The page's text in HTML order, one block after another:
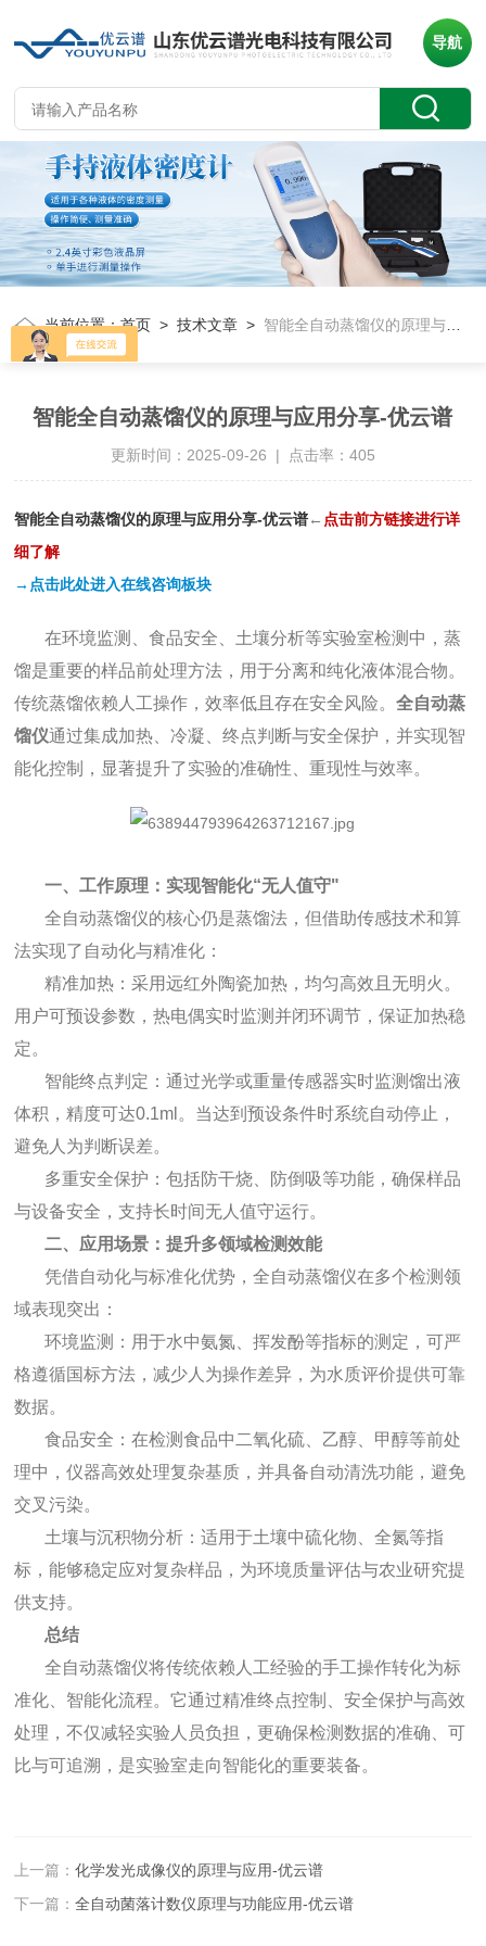
导航
当前位置：首页 >技术文章 > 智能全自动蒸馏仪的原理与应用分享-优云谱
智能全自动蒸馏仪的原理与应用分享-优云谱
更新时间：2025-09-26 | 点击率：405
智能全自动蒸馏仪的原理与应用分享-优云谱← 点击前方链接进行详
细了解
→点击此处进入在线咨询板块
在环境监测、食品安全、土壤分析等实验室检测中，蒸
馏是重要的样品前处理方法，用于分离和纯化液体混合物。
传统蒸馏依赖人工操作，效率低且存在安全风险。全自动蒸
馏仪通过集成加热、冷凝、终点判断与安全保护，并实现智
能化控制，显著提升了实验的准确性、重现性与效率。
一、工作原理：实现智能化“无人值守"
全自动蒸馏仪的核心仍是蒸馏法，但借助传感技术和算
法实现了自动化与精准化：
精准加热：采用远红外陶瓷加热，均匀高效且无明火。
用户可预设参数，热电偶实时监测并闭环调节，保证加热稳
定。
智能终点判定：通过光学或重量传感器实时监测馏出液
体积，精度可达0.1ml。当达到预设条件时系统自动停止，
避免人为判断误差。
多重安全保护：包括防干烧、防倒吸等功能，确保样品
与设备安全，支持长时间无人值守运行。
二、应用场景：提升多领域检测效能
凭借自动化与标准化优势，全自动蒸馏仪在多个检测领
域表现突出：
环境监测：用于水中氨氮、挥发酚等指标的测定，可严
格遵循国标方法，减少人为操作差异，为水质评价提供可靠
数据。
食品安全：在检测食品中二氧化硫、乙醇、甲醇等前处
理中，仪器高效处理复杂基质，并具备自动清洗功能，避免
交叉污染。
土壤与沉积物分析：适用于土壤中硫化物、全氮等指
标，能够稳定应对复杂样品，为环境质量评估与农业研究提
供支持。
总结
全自动蒸馏仪将传统依赖人工经验的手工操作转化为标
准化、智能化流程。它通过精准终点控制、安全保护与高效
处理，不仅减轻实验人员负担，更确保检测数据的准确、可
比与可追溯，是实验室走向智能化的重要装备。
上一篇：化学发光成像仪的原理与应用-优云谱
下一篇：全自动菌落计数仪原理与功能应用-优云谱